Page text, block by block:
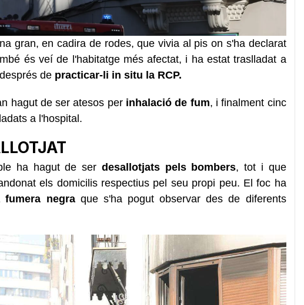
gran, en cadira de rodes, que vivia al pis on s'ha declarat
és veí de l'habitatge més afectat, i ha estat traslladat a
de practicar-li in situ la RCP.
hagut de ser atesos perinhalació de fum, i finalment cinc
a l'hospital.
ha hagut de ser desallotjats pels bombers, tot i que
els domicilis respectius pel seu propi peu. El foc ha
fumera negraque s'ha pogut observar des de diferents